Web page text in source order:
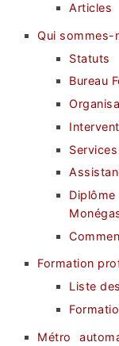
Articles
Qui sommes-
Statuts
Bureau
Formation
Liste
Métro